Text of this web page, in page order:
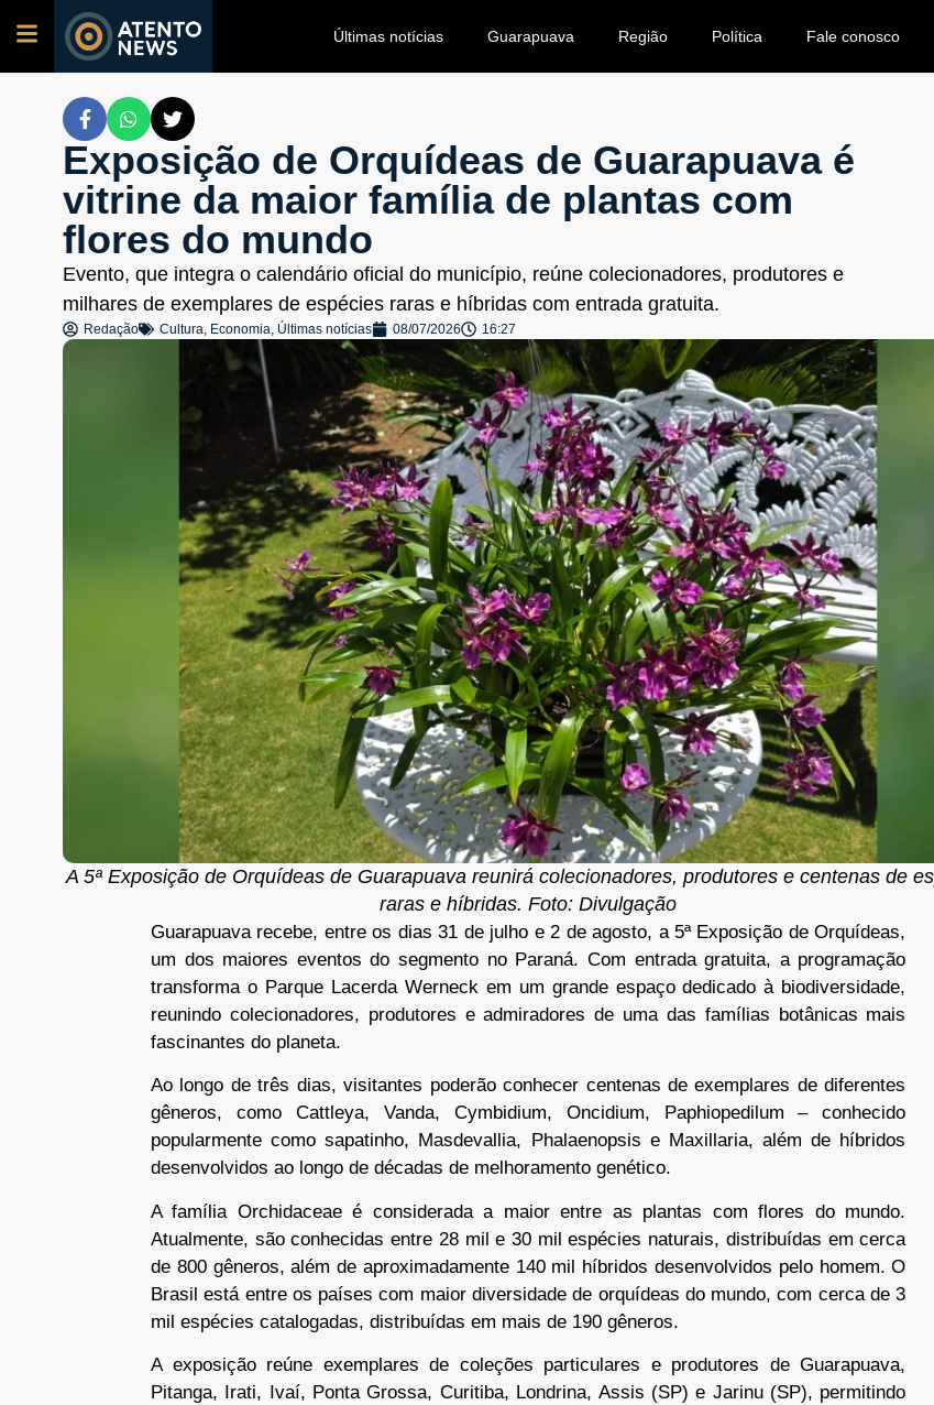
Últimas notícias Guarapuava Região Política Fale conosco
Exposição de Orquídeas de Guarapuava é
vitrine da maior família de plantas com
flores do mundo
Evento, que integra o calendário oficial do município, reúne colecionadores, produtores e
milhares de exemplares de espécies raras e híbridas com entrada gratuita.
Redação Cultura, Economia, Últimas notícias 08/07/2026 16:27
A 5ª Exposição de Orquídeas de Guarapuava reunirá colecionadores, produtores e centenas de
raras e híbridas. Foto: Divulgação
Guarapuava recebe, entre os dias 31 de julho e 2 de agosto, a 5ª Exposição de Orquídeas,
um dos maiores eventos do segmento no Paraná. Com entrada gratuita, a programação
transforma o Parque Lacerda Werneck em um grande espaço dedicado à biodiversidade,
reunindo colecionadores, produtores e admiradores de uma das famílias botânicas mais
fascinantes do planeta.
Ao longo de três dias, visitantes poderão conhecer centenas de exemplares de diferentes
gêneros, como Cattleya, Vanda, Cymbidium, Oncidium, Paphiopedilum – conhecido
popularmente como sapatinho, Masdevallia, Phalaenopsis e Maxillaria, além de híbridos
desenvolvidos ao longo de décadas de melhoramento genético.
A família Orchidaceae é considerada a maior entre as plantas com flores do mundo.
Atualmente, são conhecidas entre 28 mil e 30 mil espécies naturais, distribuídas em cerca
de 800 gêneros, além de aproximadamente 140 mil híbridos desenvolvidos pelo homem. O
Brasil está entre os países com maior diversidade de orquídeas do mundo, com cerca de 3
mil espécies catalogadas, distribuídas em mais de 190 gêneros.
A exposição reúne exemplares de coleções particulares e produtores de Guarapuava,
Pitanga, Irati, Ivaí, Ponta Grossa, Curitiba, Londrina, Assis (SP) e Jarinu (SP), permitindo